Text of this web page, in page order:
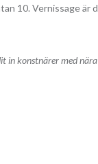
10. Vernissage är
in konstnärer med